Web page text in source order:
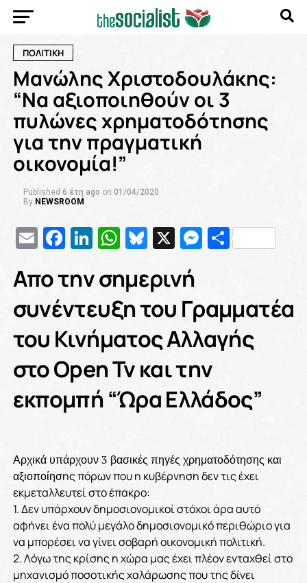
ΠΟΛΙΤΙΚΗ
Μανώλης Χριστοδουλάκης:
“Να αξιοποιηθούν οι 3
πυλώνες χρηματοδότησης
για την πραγματική
οικονομία!”
Published 6 έτη ago on 01/04/2020
By NEWSROOM
EmailFacebook
LinkedIn
WhatsApp
Bluesky
X
Aπο την σημερινή
συνέντευξη του Γραμματέα
του Κινήματος Αλλαγής
στο Open Tv και την
εκπομπή “Ώρα Ελλάδος”
Αρχικά υπάρχουν 3 βασικές πηγές χρηματοδότησης και
αξιοποίησης πόρων που η κυβέρνηση δεν τις έχει
εκμεταλλευτεί στο έπακρο:
1. Δεν υπάρχουν δημοσιονομικοί στόχοι άρα αυτό
αφήνει ένα πολύ μεγάλο δημοσιονομικό περιθώριο για
να μπορέσει να γίνει σοβαρή οικονομική πολιτική.
2. Λόγω της κρίσης η χώρα μας έχει πλέον ενταχθεί στο
μηχανισμό ποσοτικής χαλάρωσης που της δίνει